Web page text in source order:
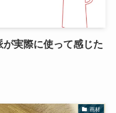
実際に使って感じた
画材